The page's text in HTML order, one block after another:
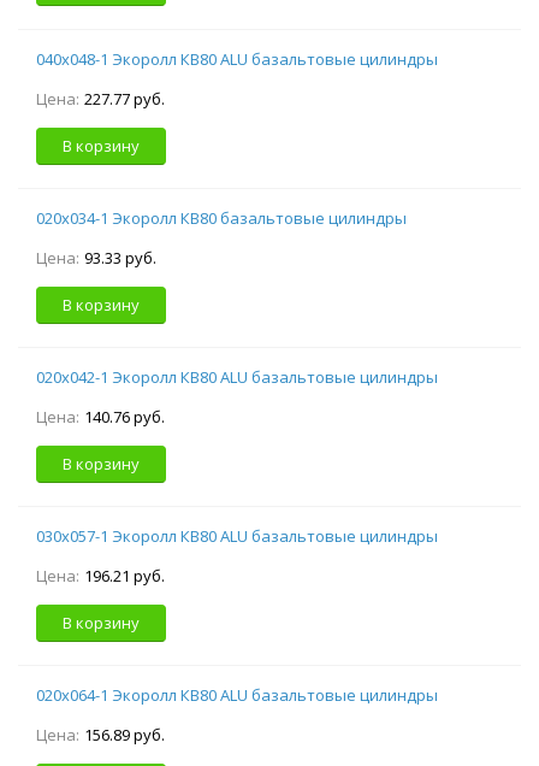
040х048-1 Экоролл КВ80 ALU базальтовые цилиндры
Цена: 227.77 руб.
В корзину
020х034-1 Экоролл КВ80 базальтовые цилиндры
Цена: 93.33 руб.
В корзину
020х042-1 Экоролл КВ80 ALU базальтовые цилиндры
Цена: 140.76 руб.
В корзину
030х057-1 Экоролл КВ80 ALU базальтовые цилиндры
Цена: 196.21 руб.
В корзину
020х064-1 Экоролл КВ80 ALU базальтовые цилиндры
Цена: 156.89 руб.